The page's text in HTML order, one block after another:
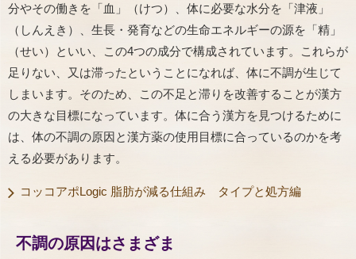
分やその働きを「血」（けつ）、体に必要な水分を「津液」
（しんえき）、生長・発育などの生命エネルギーの源を「精」
（せい）といい、この4つの成分で構成されています。これらが
足りない、又は滞ったということになれば、体に不調が生じて
しまいます。そのため、この不足と滞りを改善することが漢方
の大きな目標になっています。体に合う漢方を見つけるために
は、体の不調の原因と漢方薬の使用目標に合っているのかを考
える必要があります。
コッコアポLogic 脂肪が減る仕組み タイプと処方編
不調の原因はさまざま